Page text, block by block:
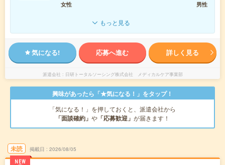
女性
男性
もっと見る
気になる! 応募へ進む 詳しく見る
派遣会社 日研トータルソーシング株式会社 メディカルケア事業部
興味があったら「★気になる！」をタップ！
「気になる！」を押しておくと、派遣会社から
「面談確約」 や 「応募歓迎」 が届きます！
未読
NEW
掲載日 2026/08/05